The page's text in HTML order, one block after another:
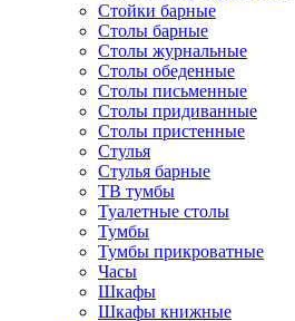
Стойки барные
Столы барные
Столы журнальные
Столы обеденные
Столы письменные
Столы придиванные
Столы пристенные
Стулья
Стулья барные
ТВ тумбы
Туалетные столы
Тумбы
Тумбы прикроватные
Часы
Шкафы
Шкафы книжные